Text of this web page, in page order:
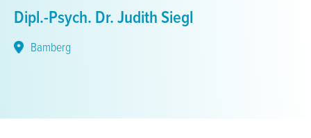
Dipl.-Psych. Dr. Judith Siegl
Bamberg